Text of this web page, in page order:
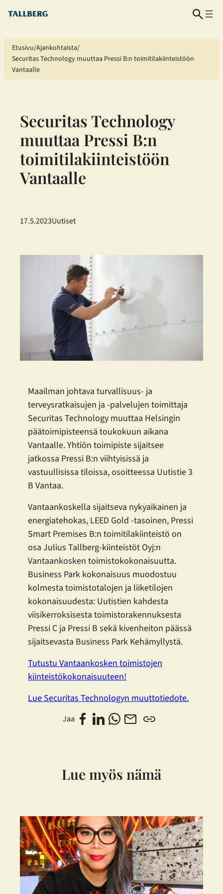
Siirry
Etusivu Ajankohtaista
Securitas Technology muuttaa Pressi B:n toimitilakiinteistöön
Vantaalle
Securitas Technology
muuttaa Pressi B:n
toimitilakiinteistöön
Vantaalle
17.5.2023Uutiset
Maailman johtava turvallisuus- ja
terveysratkaisujen ja -palvelujen toimittaja
Securitas Technology muuttaa Helsingin
päätoimipisteensä toukokuun aikana
Vantaalle. Yhtiön toimipiste sijaitsee
jatkossa Pressi B:n viihtyisissä ja
vastuullisissa tiloissa, osoitteessa Uutistie 3
B Vantaa.
Vantaankoskella sijaitseva nykyaikainen ja
energiatehokas, LEED Gold -tasoinen, Pressi
Smart Premises B:n toimitilakiinteistö on
osa Julius Tallberg-kiinteistöt Oyj:n
Vantaankosken toimistokokonaisuutta.
Business Park kokonaisuus muodostuu
kolmesta toimistotalojen ja liiketilojen
kokonaisuudesta: Uutistien kahdesta
viisikerroksisesta toimistorakennuksesta
Pressi C ja Pressi B sekä kivenheiton päässä
sijaitsevasta Business Park Kehämyllystä.
Tutustu Vantaankosken toimistojen
kiinteistökokonaisuuteen!
Lue Securitas Technologyn muuttotiedote.
Jaa
Lue myös nämä